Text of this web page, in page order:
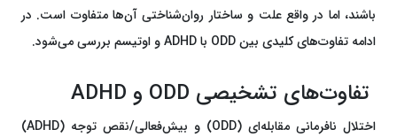
باشند، اما در واقع علت و ساختار روان‌شناختی آن‌ها متفاوت است. در
ادامه تفاوت‌های کلیدی بین ODD با ADHD و اوتیسم بررسی می‌شود.
تفاوت‌های تشخیصی ODD و ADHD
اختلال نافرمانی مقابله‌ای (ODD) و بیش‌فعالی/نقص توجه (ADHD)